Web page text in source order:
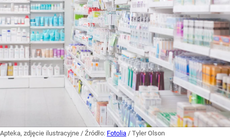
Apteka, zdjęcie ilustracyjne / Źródło: Fotolia / Tyler Olson